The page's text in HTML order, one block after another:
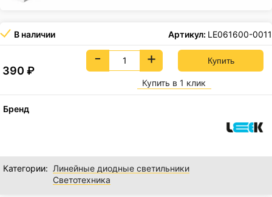
В наличии Артикул: LE061600-0011
390₽
- +
Купить в 1 клик
Бренд
Категории: Линейные диодные светильники
Светотехника